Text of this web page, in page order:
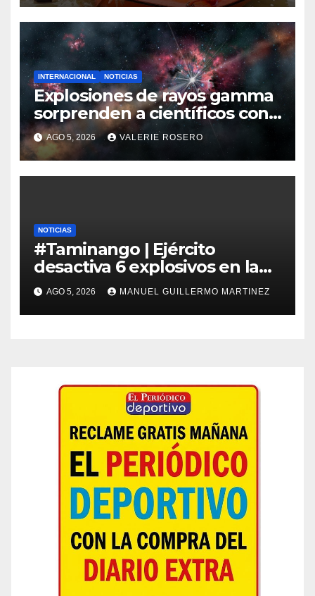
INTERNACIONAL NOTICIAS
Explosiones de rayos gamma
sorprenden a científicos con
nuevas detecciones en el
espacio profundo
AGO 5, 2026 VALERIE ROSERO
NOTICIAS
#Taminango | Ejército
desactiva 6 explosivos en la
Panamericana y recupera la
vía
AGO 5, 2026 MANUEL GUILLERMO MARTINEZ